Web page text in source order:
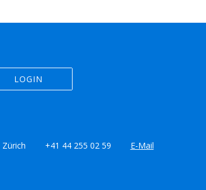
Zürich +41 44 255 02 59 E-Mail